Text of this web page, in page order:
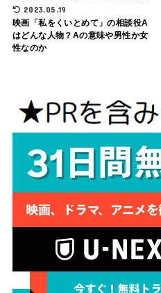
2023.05.19
映画「私をくいとめて」の相談役A
はどんな人物？Aの意味や男性か女
性なのか